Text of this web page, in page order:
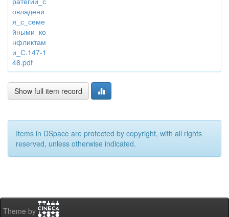
овладени
я_с_семе
йными_ко
нфликтам
и_С.147-1
48.pdf
Show full item record
Items in DSpace are protected by copyright, with all rights
reserved, unless otherwise indicated.
Theme by